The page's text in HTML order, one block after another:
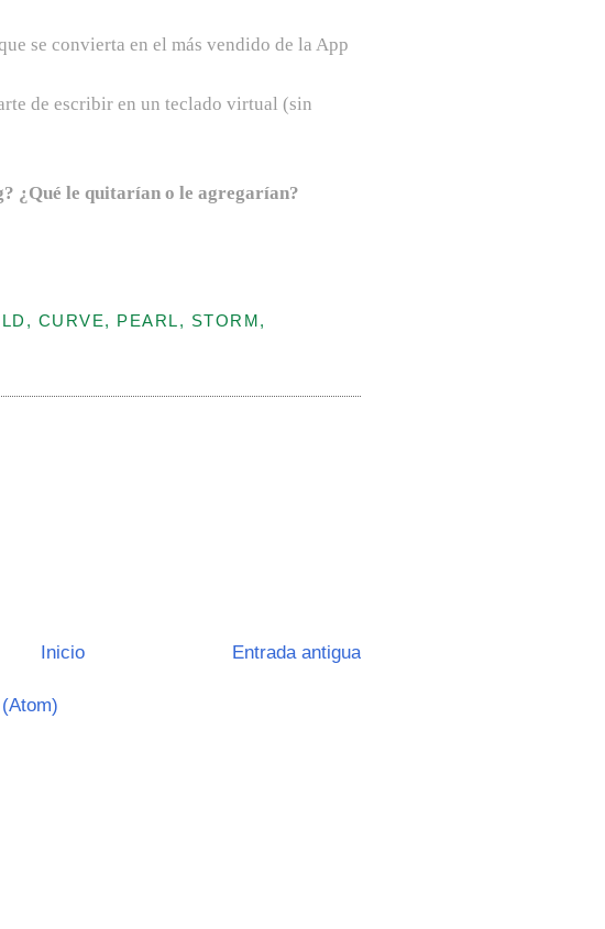
se convierta en el más vendido de la App
de escribir en un teclado virtual (sin
¿Qué le quitarían o le agregarían?
CURVE, PEARL, STORM,
Entrada antigua
Inicio